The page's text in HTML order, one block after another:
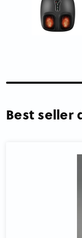
Best seller